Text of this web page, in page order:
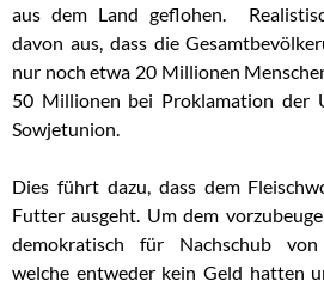
aus dem Land geflohen.
davon aus, dass die
nur noch etwa 20 Millionen
50 Millionen bei Proklamation der
Sowjetunion.
Dies führt dazu, dass dem
Futter ausgeht. Um dem
demokratisch für Nachschub von
welche entweder kein Geld hatten